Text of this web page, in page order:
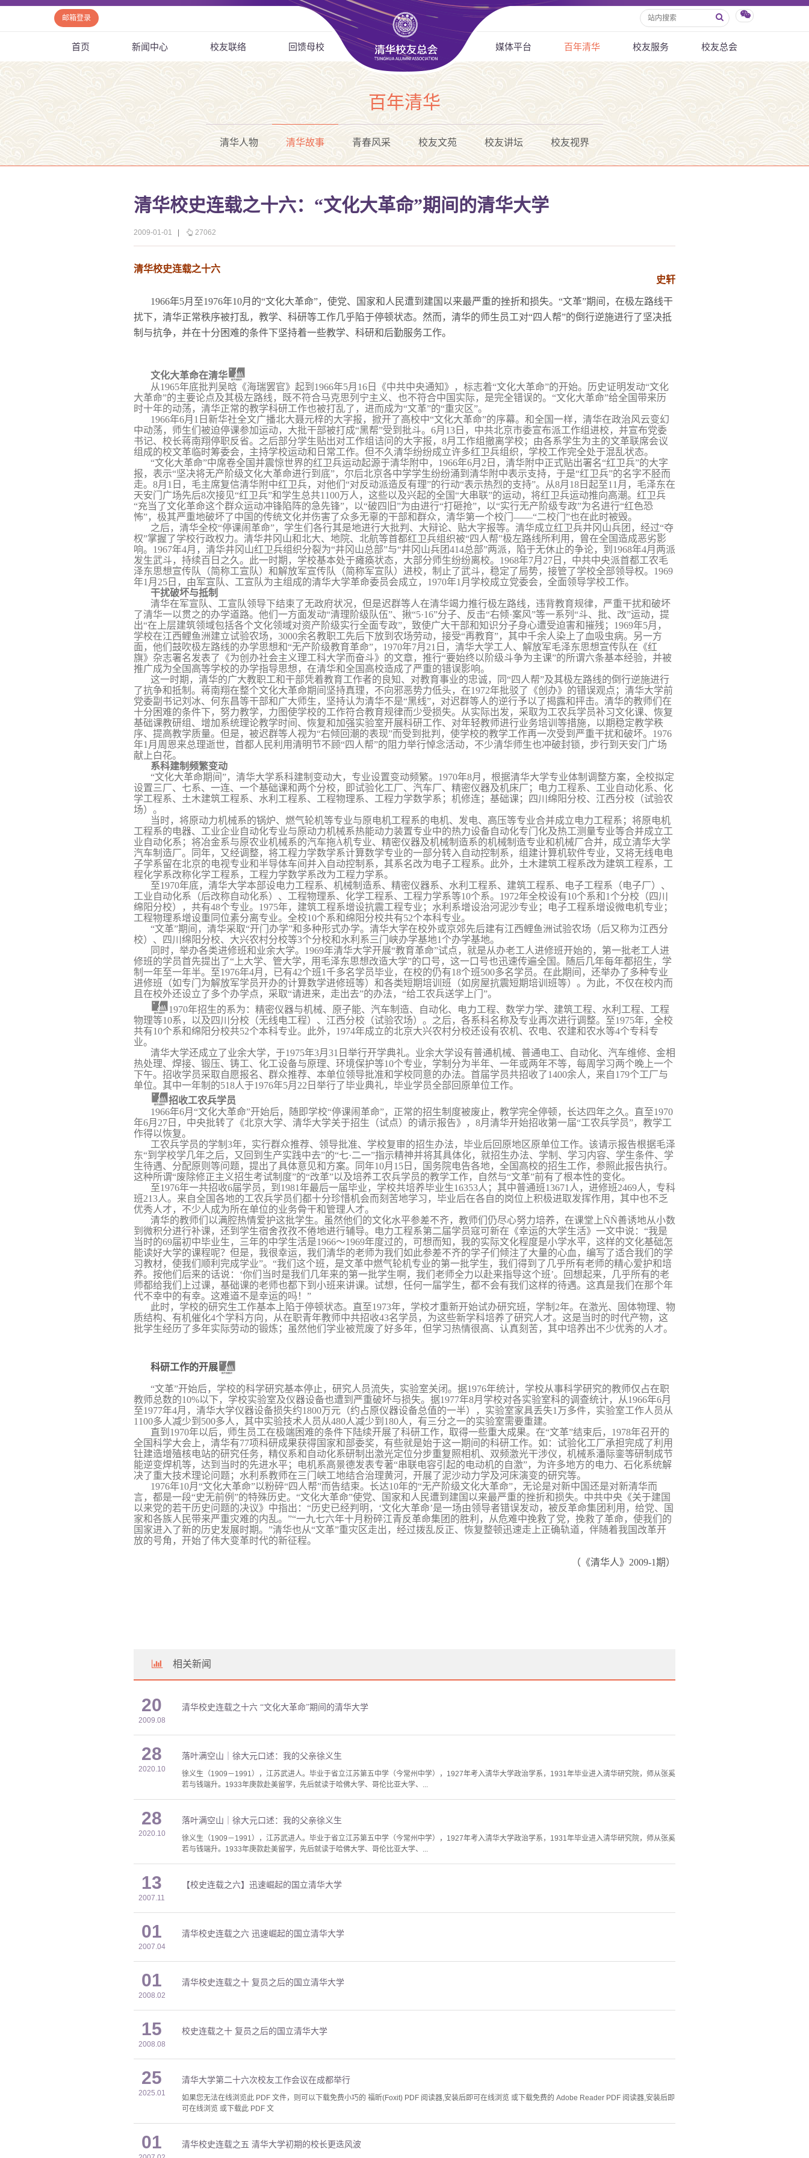
邮箱登录
首页 新闻中心 校友联络 回馈母校 媒体平台 百年清华 校友服务 校友总会
百年清华
清华人物 清华故事 青春风采 校友文苑 校友讲坛 校友视界
清华校史连载之十六：“文化大革命”期间的清华大学
2009-01-01 27062
清华校史连载之十六
史轩
1966年5月至1976年10月的“文化大革命”，使党、国家和人民遭到建国以来最严重的挫折和损失。“文革”期间，在极左路线干
扰下，清华正常秩序被打乱，教学、科研等工作几乎陷于停顿状态。然而，清华的师生员工对“四人帮”的倒行逆施进行了坚决抵
制与抗争，并在十分困难的条件下坚持着一些教学、科研和后勤服务工作。
文化大革命在清华
从1965年底批判吴晗《海瑞罢官》起到 1966年5月 16 日
《中共中央通知》，标志着“文化大革命”的开始。历史证明发动“文化
大革命”的主要论点及其极左路线，既不符合马克思列宁主义、也不符合中国实际，是完全错误的。“文化大革命”给全国带来历
时十年的动荡，清华正常的教学科研工作也被打乱了，进而成为“文革”的“重灾区”。
1966年6月 1 日 新华社全文广播北大聂元梓的大字报，掀开了高校中“文化大革命”的序幕。和全国一样，清华在政治风云变幻
中动荡，师生们被迫停课参加运动，大批干部被打成“黑帮”受到批斗。 6月 13 日 ，中共北京市委宣布派工作组进校，并宣布党委
书记、校长蒋南翔停职反省。之后部分学生贴出对工作组诘问的大字报， 8月工作组撤离学校；由各系学生为主的文革联席会议
组成的校文革临时筹委会，主持学校运动和日常工作。但不久清华纷纷成立许多红卫兵组织，学校工作完全处于混乱状态。
“文化大革命”中席卷全国并震惊世界的红卫兵运动起源于清华附中， 1966年6月 2 日 ，清华附中正式贴出署名“红卫兵”的大字
报，表示“坚决将无产阶级文化大革命进行到底”，尔后北京各中学学生纷纷涌到清华附中表示支持，于是“红卫兵”的名字不胫而
走。 8月 1 日 ，毛主席复信清华附中红卫兵，对他们“对反动派造反有理”的行动“表示热烈的支持”。从8月 18 日起至11 月，毛泽东在
天安门广场先后8次接见“红卫兵”和学生总共1100万人，这些以及兴起的全国“大串联”的运动，将红卫兵运动推向高潮。红卫兵
“充当了文化革命这个群众运动冲锋陷阵的急先锋”，以“破四旧”为由进行“打砸抢”，以“实行无产阶级专政”为名进行“红色恐
怖”，极其严重地破坏了中国的传统文化并伤害了众多无辜的干部和群众，清华第一个校门——“二校门”也在此时被毁。
之后，清华全校“停课闹革命”，学生们各行其是地进行大批判、大辩论、贴大字报等。清华成立红卫兵井冈山兵团，经过“夺
权”掌握了学校行政权力。清华井冈山和北大、地院、北航等首都红卫兵组织被“四人帮”极左路线所利用，曾在全国造成恶劣影
响。 1967年4月，清华井冈山红卫兵组织分裂为“井冈山总部”与“井冈山兵团414总部”两派，陷于无休止的争论，到 1968年4月两派
发生武斗，持续百日之久。此一时期，学校基本处于瘫痪状态，大部分师生纷纷离校。 1968年7月 27 日 ，中共中央派首都工农毛
泽东思想宣传队（简称工宣队）和解放军宣传队（简称军宣队）进校，制止了武斗，稳定了局势，接管了学校全部领导权。 1969
年1 月 25 日 ，由军宣队、工宣队为主组成的清华大学革命委员会成立， 1970年1 月学校成立党委会，全面领导学校工作。
干扰破坏与抵制
清华在军宣队、工宣队领导下结束了无政府状况，但是迟群等人在清华竭力推行极左路线，违背教育规律，严重干扰和破坏
了清华一以贯之的办学道路。他们一方面发动“清理阶级队伍”、揪“5·16”分子、反击“右倾·案风”等一系列“斗、批、改”运动，提
出“在上层建筑领域包括各个文化领域对资产阶级实行全面专政”，致使广大干部和知识分子身心遭受迫害和摧残； 1969年5月，
学校在江西鲤鱼洲建立试验农场， 3000余名教职工先后下放到农场劳动，接受“再教育”，其中千余人染上了血吸虫病。另一方
面，他们鼓吹极左路线的办学思想和“无产阶级教育革命”， 1970年7月 21 日 ，清华大学工人、解放军毛泽东思想宣传队在《红
旗》杂志署名发表了《为创办社会主义理工科大学而奋斗》的文章，推行“要始终以阶级斗争为主课”的所谓六条基本经验，并被
推广成为全国高等学校的办学指导思想，在清华和全国高校造成了严重的错误影响。
这一时期，清华的广大教职工和干部凭着教育工作者的良知、对教育事业的忠诚，同“四人帮”及其极左路线的倒行逆施进行
了抗争和抵制。蒋南翔在整个文化大革命期间坚持真理，不向邪恶势力低头，在1972年批驳了《创办》的错误观点；清华大学前
党委副书记刘冰、何东昌等干部和广大师生，坚持认为清华不是“黑线”，对迟群等人的逆行予以了揭露和抨击。清华的教师们在
十分困难的条件下，努力教学，力图使学校的工作符合教育规律而少受损失。从实际出发，采取为工农兵学员补习文化课、恢复
基础课教研组、增加系统理论教学时间、恢复和加强实验室开展科研工作、对年轻教师进行业务培训等措施，以期稳定教学秩
序、提高教学质量。但是，被迟群等人视为“右倾回潮的表现”而受到批判，使学校的教学工作再一次受到严重干扰和破坏。 1976
年1 月周恩来总理逝世，首都人民利用清明节不顾“四人帮”的阻力举行悼念活动，不少清华师生也冲破封锁，步行到天安门广场
献上白花。
系科建制频繁变动
“文化大革命期间”，清华大学系科建制变动大，专业设置变动频繁。 1970年8月，根据清华大学专业体制调整方案，全校拟定
设置三厂、七系、一连、一个基础课和两个分校，即试验化工厂、汽车厂、精密仪器及机床厂；电力工程系、工业自动化系、化
学工程系、土木建筑工程系、水利工程系、工程物理系、工程力学数学系；机修连；基础课；四川绵阳分校、江西分校（试验农
场）。
当时，将原动力机械系的锅炉、燃气轮机等专业与原 电机工程系的电机、发电、高压等专业合并成立电力工程系；将原 电机
工程系的电器、工业企业自动化专业与原动力机械系热能动力装置专业中的热力设备自动化专门化及热工测量专业等合并成立工
业自动化系；将冶金系与原农业机械系的汽车拖À­机专业、精密仪器及机械制造系的机械制造专业和机械厂合并，成立清华大学
汽车制造厂。同年，又经调整，将工程力学数学系计算数学专业的一部分转入自动控制系，组建计算机软件专业，又将无线电电
子学系留在北京的电视专业和半导体车间并入自动控制系，其系名改为电子工程系。此外，土木建筑工程系改为建筑工程系，工
程化学系改称化学工程系，工程力学数学系改为工程力学系。
至1970年底，清华大学本部设电力工程系、机械制造系、精密仪器系、水利工程系、建筑工程系、电子工程系（电子厂）、
工业自动化系（后改称自动化系）、工程物理系、化学工程系、工程力学系等10个系。 1972年全校设有10个系和1 个分校（四川
绵阳分校），共有48个专业。 1975年，建筑工程系增设抗震工程专业；水利系增设治河泥沙专业；电子工程系增设微电机专业；
工程物理系增设重同位素分离专业。全校10个系和绵阳分校共有52个本科专业。
“文革”期间，清华采取“开门办学”和多种形式办学。清华大学在校外或京郊先后建有江西鲤鱼洲试验农场（后又称为江西分
校）、四川绵阳分校、大兴农村分校等3个分校和水利系三门峡办学基地1 个办学基地。
同时，举办各类进修班和业余大学。 1969年清华大学开展“教育革命”试点，就是从办老工人进修班开始的，第一批老工人进
修班的学员首先提出了“上大学、管大学，用毛泽东思想改造大学”的口号，这一口号也迅速传遍全国。随后几年每年都招生，学
制一年至一年半。至1976年4月，已有42个班1千多名学员毕业，在校的仍有18个班500多名学员。在此期间，还举办了多种专业
进修班（如专门为解放军学员开办的计算数学进修班等）和各类短期培训班（如房屋抗震短期培训班等）。为此，不仅在校内而
且在校外还设立了多个办学点，采取“请进来，走出去”的办法，“给工农兵送学上门”。
1970年招生的系为：精密仪器与机械、原子能、汽车制造、自动化、电力工程、数学力学、建筑工程、水利工程、工程
物理等10系，以及四川分校（无线电工程）、江西分校（试验农场）。之后，各系科名称及专业再次进行调整。至1975年，全校
共有10个系和绵阳分校共52个本科专业。此外， 1974年成立的北京大兴农村分校还设有农机、农电、农建和农水等4个专科专
业。
清华大学还成立了业余大学，于1975年3月 31 日 举行开学典礼。业余大学设有普通机械、普通电工、自动化、汽车维修、金相
热处理、焊接、锻压、铸工、化工设备与原理、环境保护等10个专业，学制分为半年、一年或两年不等，每周学习两个晚上一个
下午。招收学员采取自愿报名、群众推荐、本单位领导批准和学校同意的办法。首届学员共招收了1400余人，来自179个工厂与
单位。其中一年制的518人于1976年5月 22 日 举行了毕业典礼，毕业学员全部回原单位工作。
招收工农兵学员
1966年6月“文化大革命”开始后，随即学校“停课闹革命”，正常的招生制度被废止，教学完全停顿，长达四年之久。直至1970
年6月 27 日 ，中央批转了《北京大学、清华大学关于招生（试点）的请示报告》， 8月清华开始招收第一届“工农兵学员”，教学工
作得以恢复。
工农兵学员的学制 3年，实行群众推荐、领导批准、学校复审的招生办法，毕业后回原地区原单位工作。该请示报告根据毛泽
东“到学校学几年之后，又回到生产实践中去”的“七·二一”指示精神并将其具体化，就招生办法、学制、学习内容、学生条件、学
生待遇、分配原则等问题，提出了具体意见和方案。同年10月 15 日 ，国务院电告各地，全国高校的招生工作，参照此报告执行。
这种所谓“废除修正主义招生考试制度”的“改革”以及培养工农兵学员的教学工作，自然与“文革”前有了根本性的变化。
至1976年一共招收6届学员，到 1981年最后一届毕业，学校共培养毕业生16353人；其中普通班13671 人，进修班2469人，专科
班213人。来自全国各地的工农兵学员们都十分珍惜机会而刻苦地学习，毕业后在各自的岗位上积极进取发挥作用，其中也不乏
优秀人才，不少人成为所在单位的业务骨干和管理人才。
清华的教师们以满腔热情爱护这批学生。虽然他们的文化水平参差不齐，教师们仍尽心努力培养，在课堂上Ñ­Ñ­善诱地从小数
到微积分进行补课，还到学生宿舍孜孜不倦地进行辅导。电力工程系第二届学员寇可新在《幸运的大学生活》一文中说：“我是
当时的69届初中毕业生，三年的中学生活是1966～1969年度过的，可想而知，我的实际文化程度是小学水平，这样的文化基础怎
能读好大学的课程呢？但是，我很幸运，我们清华的老师为我们如此参差不齐的学子们倾注了大量的心血，编写了适合我们的学
习教材，使我们顺利完成学业”。“我们这个班，是文革中燃气轮机专业的第一批学生，我们得到了几乎所有老师的精心爱护和培
养。按他们后来的话说：‘你们当时是我们几年来的第一批学生啊，我们老师全力以赴来指导这个班’。回想起来，几乎所有的老
师都给我们上过课，基础课的老师也都下到小班来讲课。试想，任何一届学生，都不会有我们这样的待遇。这真是我们在那个年
代不幸中的有幸。这难道不是幸运的吗！”
此时，学校的研究生工作基本上陷于停顿状态。直至1973年，学校才重新开始试办研究班，学制 2年。在激光、固体物理、物
质结构、有机催化4个学科方向，从在职青年教师中共招收43名学员，为这些新学科培养了研究人才。这是当时的时代产物，这
批学生经历了多年实际劳动的锻炼；虽然他们学业被荒废了好多年，但学习热情很高、认真刻苦，其中培养出不少优秀的人才。
科研工作的开展
“文革”开始后，学校的科学研究基本停止，研究人员流失，实验室关闭。据1976年统计，学校从事科学研究的教师仅占在职
教师总数的10%以下，学校实验室及仪器设备也遭到严重破坏与损失。据1977年8月学校对各实验室科的调查统计，从1966年6月
至1977年4月，清华大学仪器设备损失约1800万元（约占原仪器设备总值的一半），实验室家具丢失1 万多件，实验室工作人员从
1100多人减少到 500多人，其中实验技术人员从480人减少到 180人，有三分之一的实验室需要重建。
直到 1970年以后，师生员工在极端困难的条件下陆续开展了科研工作，取得一些重大成果。在“文革”结束后， 1978年召开的
全国科学大会上，清华有77项科研成果获得国家和部委奖，有些就是始于这一期间的科研工作。如：试验化工厂承担完成了利用
钍建造增殖核电站的研究任务，精仪系和自动化系研制出激光定位分步重复照相机、双频激光干涉仪，机械系潘际銮等研制成节
能逆变焊机等，达到当时的先进水平；电机系高景德发表专著“串联电容引起的电动机的自激”，为许多地方的电力、石化系统解
决了重大技术理论问题；水利系教师在三门峡工地结合治理黄河，开展了泥沙动力学及河床演变的研究等。
1976年10月“文化大革命”以粉碎“四人帮”而告结束。长达10年的“无产阶级文化大革命”，无论是对新中国还是对新清华而
言，都是一段“史无前例”的特殊历史。“文化大革命”使党、国家和人民遭到建国以来最严重的挫折和损失。中共中央《关于建国
以来党的若干历史问题的决议》中指出：“历史已经判明，‘文化大革命’是一场由领导者错误发动，被反革命集团利用，给党、国
家和各族人民带来严重灾难的内乱。”“一九七六年十月粉碎江青反革命集团的胜利，从危难中挽救了党，挽救了革命，使我们的
国家进入了新的历史发展时期。”清华也从“文革”重灾区走出，经过拨乱反正、恢复整顿迅速走上正确轨道，伴随着我国改革开
放的号角，开始了伟大变革时代的新征程。
（《清华人》2009-1期）
相关新闻
20
2009.08
清华校史连载之十六 “文化大革命”期间的清华大学
28
2020.10
落叶满空山｜徐大元口述：我的父亲徐义生
徐义生（1909－1991），江苏武进人。毕业于省立江苏第五中学（今常州中学），1927年考入清华大学政治学系，1931年毕业进入清华研究院，师从张奚
若与钱端升。1933年庚款赴美留学，先后就读于哈佛大学、哥伦比亚大学、...
28
2020.10
落叶满空山｜徐大元口述：我的父亲徐义生
徐义生（1909－1991），江苏武进人。毕业于省立江苏第五中学（今常州中学），1927年考入清华大学政治学系，1931年毕业进入清华研究院，师从张奚
若与钱端升。1933年庚款赴美留学，先后就读于哈佛大学、哥伦比亚大学、...
13
2007.11
【校史连载之六】迅速崛起的国立清华大学
01
2007.04
清华校史连载之六 迅速崛起的国立清华大学
01
2008.02
清华校史连载之十 复员之后的国立清华大学
15
2008.08
校史连载之十 复员之后的国立清华大学
25
2025.01
清华大学第二十六次校友工作会议在成都举行
如果您无法在线浏览此 PDF 文件，则可以下载免费小巧的 福昕(Foxit) PDF 阅读器,安装后即可在线浏览 或下载免费的 Adobe Reader PDF 阅读器,安装后即
可在线浏览 或下载此 PDF 文
01 清华校史连载之五 清华大学初期的校长更迭风波